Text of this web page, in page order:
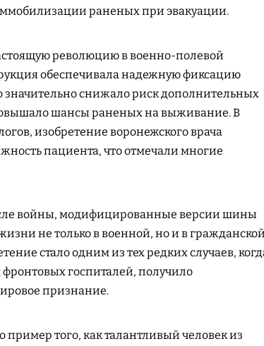
раненых при эвакуации.
революцию в военно-полевой
обеспечивала надежную фиксацию
снижало риск дополнительных
шансы раненых на выживание. В
изобретение воронежского врача
пациента, что отмечали многие
войны, модифицированные версии шины
не только в военной, но и в гражданской
стало одним из тех редких случаев,
госпиталей, получило
признание.
пример того, как талантливый человек из